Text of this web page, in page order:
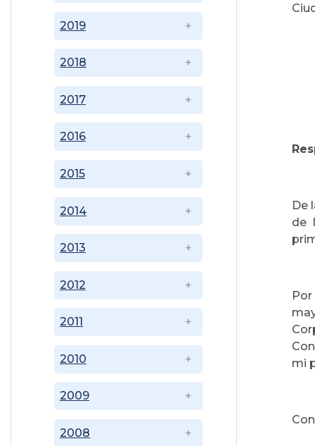
2008
2009
2010
2011
2012
2013
2014
2015
2016
2017
2018
2019
De
de
mi